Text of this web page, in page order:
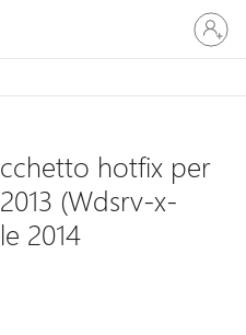
Accedi
con
il
account
hotfix per
(Wdsrv-x-
2014